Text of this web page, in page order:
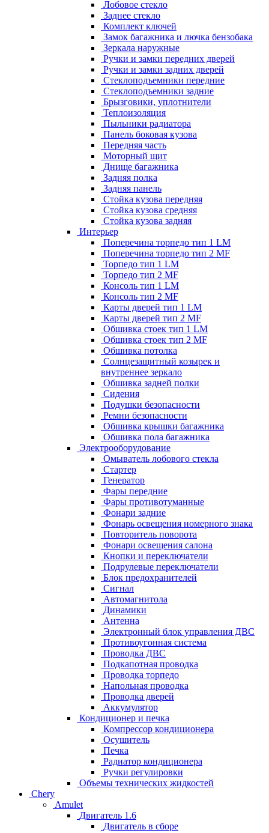
Лобовое стекло
Заднее стекло
Комплект ключей
Замок багажника и лючка бензобака
Зеркала наружные
Ручки и замки передних дверей
Ручки и замки задних дверей
Стеклоподъемники передние
Стеклоподъемники задние
Брызговики, уплотнители
Теплоизоляция
Пыльники радиатора
Панель боковая кузова
Передняя часть
Моторный щит
Днище багажника
Задняя полка
Задняя панель
Стойка кузова передняя
Стойка кузова средняя
Стойка кузова задняя
Интерьер
Поперечина торпедо тип 1 LM
Поперечина торпедо тип 2 MF
Торпедо тип 1 LM
Торпедо тип 2 MF
Консоль тип 1 LM
Консоль тип 2 MF
Карты дверей тип 1 LM
Карты дверей тип 2 MF
Обшивка стоек тип 1 LM
Обшивка стоек тип 2 MF
Обшивка потолка
Солнцезащитный козырек и
внутреннее зеркало
Обшивка задней полки
Сидения
Подушки безопасности
Ремни безопасности
Обшивка крышки багажника
Обшивка пола багажника
Электрооборудование
Омыватель лобового стекла
Стартер
Генератор
Фары передние
Фары противотуманные
Фонари задние
Фонарь освещения номерного знака
Повторитель поворота
Фонари освещения салона
Кнопки и переключатели
Подрулевые переключатели
Блок предохранителей
Сигнал
Автомагнитола
Динамики
Антенна
Электронный блок управления ДВС
Противоугонная система
Проводка ДВС
Подкапотная проводка
Проводка торпедо
Напольная проводка
Проводка дверей
Аккумулятор
Кондиционер и печка
Компрессор кондиционера
Осушитель
Печка
Радиатор кондиционера
Ручки регулировки
Объемы технических жидкостей
Chery
Amulet
Двигатель 1.6
Двигатель в сборе